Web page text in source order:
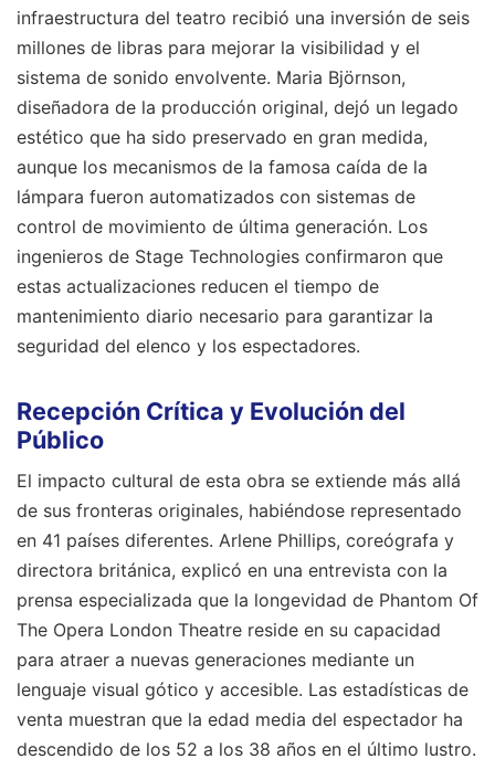
infraestructura del teatro recibió una inversión de seis
millones de libras para mejorar la visibilidad y el
sistema de sonido envolvente. Maria Björnson,
diseñadora de la producción original, dejó un legado
estético que ha sido preservado en gran medida,
aunque los mecanismos de la famosa caída de la
lámpara fueron automatizados con sistemas de
control de movimiento de última generación. Los
ingenieros de Stage Technologies confirmaron que
estas actualizaciones reducen el tiempo de
mantenimiento diario necesario para garantizar la
seguridad del elenco y los espectadores.
Recepción Crítica y Evolución del
Público
El impacto cultural de esta obra se extiende más allá
de sus fronteras originales, habiéndose representado
en 41 países diferentes. Arlene Phillips, coreógrafa y
directora británica, explicó en una entrevista con la
prensa especializada que la longevidad de Phantom Of
The Opera London Theatre reside en su capacidad
para atraer a nuevas generaciones mediante un
lenguaje visual gótico y accesible. Las estadísticas de
venta muestran que la edad media del espectador ha
descendido de los 52 a los 38 años en el último lustro.